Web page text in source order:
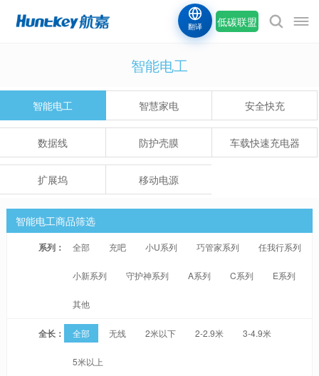
低碳联盟
翻译
智能电工
智能电工 智慧家电 安全快充
数据线 防护壳膜 车载快速充电器
扩展坞 移动电源
智能电工商品筛选
系列： 全部 充吧 小U系列 巧管家系列 任我行系列
小新系列 守护神系列 A系列 C系列 E系列
其他
全长： 全部 无线 2米以下 2-2.9米 3-4.9米
5米以上